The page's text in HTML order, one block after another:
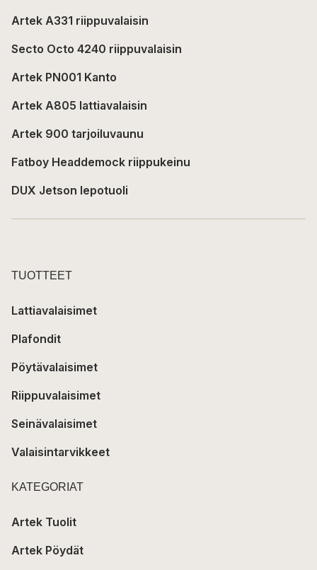
Artek A331 riippuvalaisin
Secto Octo 4240 riippuvalaisin
Artek PN001 Kanto
Artek A805 lattiavalaisin
Artek 900 tarjoiluvaunu
Fatboy Headdemock riippukeinu
DUX Jetson lepotuoli
TUOTTEET
Lattiavalaisimet
Plafondit
Pöytävalaisimet
Riippuvalaisimet
Seinävalaisimet
Valaisintarvikkeet
KATEGORIAT
Artek Tuolit
Artek Pöydät